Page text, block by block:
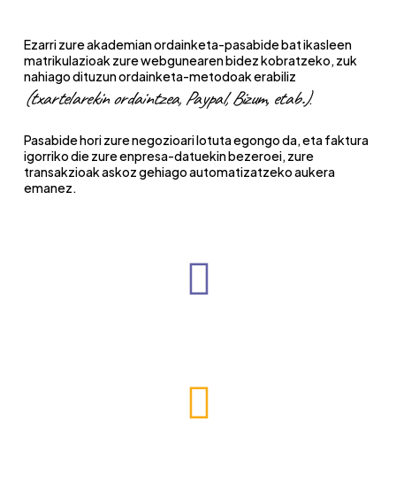
Ezarri zure akademian ordainketa-pasabide bat ikasleen
matrikulazioak zure webgunearen bidez kobratzeko, zuk
nahiago dituzun ordainketa-metodoak erabiliz
(txartelarekin ordaintzea, Paypal, Bizum, etab.).
Pasabide hori zure negozioari lotuta egongo da, eta faktura
igorriko die zure enpresa-datuekin bezeroei, zure
transakzioak askoz gehiago automatizatzeko aukera
emanez.